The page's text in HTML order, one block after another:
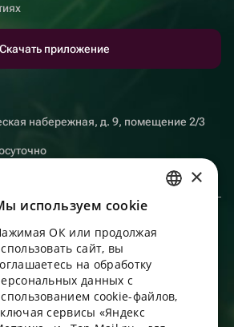
Скачать приложение
набережная, д. 9, помещение 2/3
данных
деятельность в области информационных
в сети “Интернет” по размещению
ENGLISH
UKRAINIAN
PORTUGUESE
×
используем сookie
ОК или продолжая
сайт, вы
на обработку
данных с
cookie-файлов,
сервисы «Яндекс